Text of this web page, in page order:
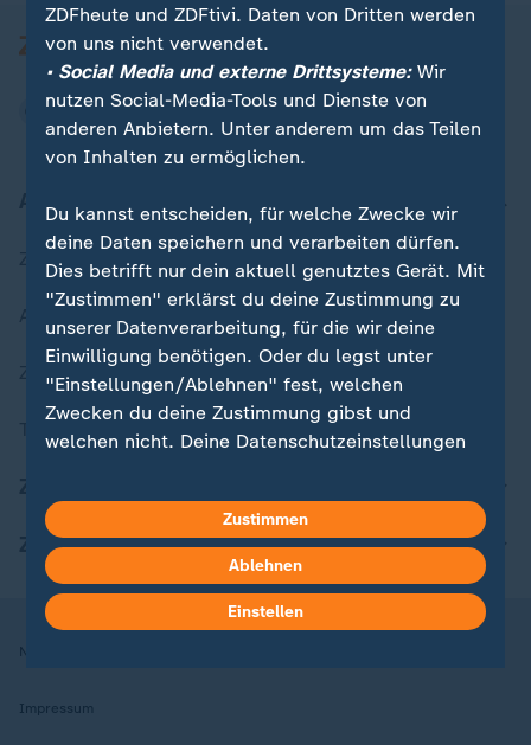
Aktuell bei ZDFheute
Zuletzt veröffentlicht
Aktuelle Sendungs-Videos
ZDFheute Stories
Themen im Überblick
ZDFheute Apps
Nutzungsbedingungen
Impressum
ZDFheute und ZDFtivi. Daten von Dritten werden
von uns nicht verwendet.
• Social Media und externe Drittsysteme:Wir
nutzen Social-Media-Tools und Dienste von
anderen Anbietern. Unter anderem um das Teilen
von Inhalten zu ermöglichen.
Du kannst entscheiden, für welche Zwecke wir
deine Daten speichern und verarbeiten dürfen.
Dies betrifft nur dein aktuell genutztes Gerät. Mit
"Zustimmen" erklärst du deine Zustimmung zu
unserer Datenverarbeitung, für die wir deine
Einwilligung benötigen. Oder du legst unter
"Einstellungen/Ablehnen" fest, welchen
Zwecken du deine Zustimmung gibst und
welchen nicht. Deine Datenschutzeinstellungen
in deinen Einstellungen widerrufen oder ändern.
Hier findest du das Impressum.
Weitere Informationen findest du in unserer
Datenschutzerklärung.
Zustimmen
Ablehnen
Einstellen